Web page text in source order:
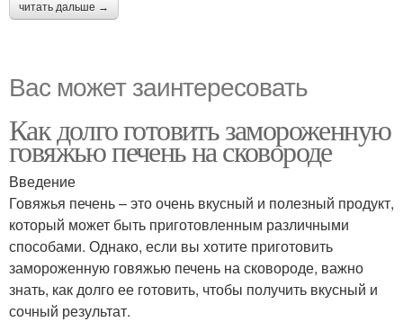
читать дальше →
Вас может заинтересовать
Как долго готовить замороженную
говяжью печень на сковороде
Введение
Говяжья печень – это очень вкусный и полезный продукт,
который может быть приготовленным различными
способами. Однако, если вы хотите приготовить
замороженную говяжью печень на сковороде, важно
знать, как долго ее готовить, чтобы получить вкусный и
сочный результат.